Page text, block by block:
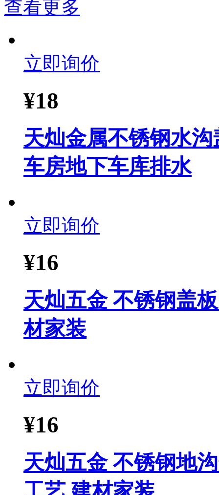
查看更多
立即询价
¥18
天灿金属不锈钢水
车房地下车库排水
立即询价
¥16
天灿五金 不锈钢盖
材家装
立即询价
¥16
天灿五金 不锈钢地